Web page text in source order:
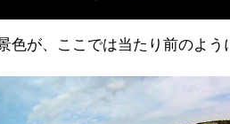
色が、ここでは当たり前のよ